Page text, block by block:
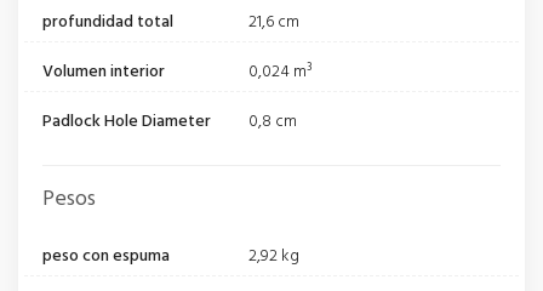
profundidad total
21,6 cm
Volumen interior
0,024 m³
Padlock Hole Diameter
0,8 cm
Pesos
peso con espuma
2,92 kg